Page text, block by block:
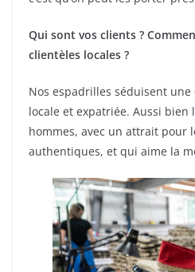
Qui sont vos clients ?
clientèles locales ?
Nos espadrilles séduisent
locale et expatriée. Aussi bien
hommes, avec un attrait pour
authentiques, et qui aime la